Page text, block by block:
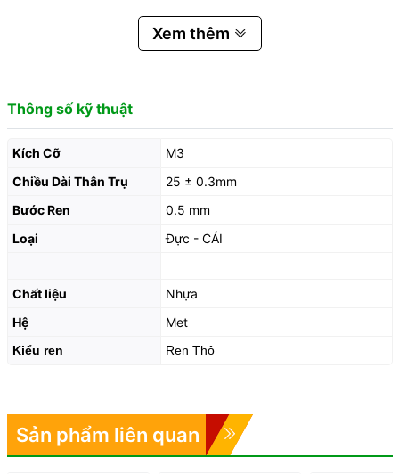
Xem thêm
Thông số kỹ thuật
Kích Cỡ
M3
Chiều Dài Thân Trụ
25 ± 0.3mm
Bước Ren
0.5 mm
Loại
Đực - CÁI
Chất liệu
Nhựa
Hệ
Met
Kiểu ren Ren Thô
Sản phẩm liên quan